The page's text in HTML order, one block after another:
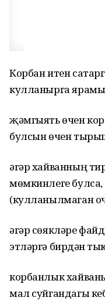
Корбан итен
кулланырга
җәмгыять өчен
булсын өчен
әгәр хайванның
мөмкинлеге
(кулланылмаган
әгәр сөякләре
этләргә бирүдән
корбанлык
мал суйгандагы